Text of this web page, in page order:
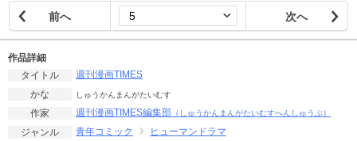
前へ 次へ
作品詳細
タイトル
週刊漫画TIMES
かな
しゅうかんまんがたいむす
作家 週刊漫画TIMES編集部 （しゅうかんまんがたいむすへんしゅうぶ）
ジャンル 青年コミック
ヒューマンドラマ